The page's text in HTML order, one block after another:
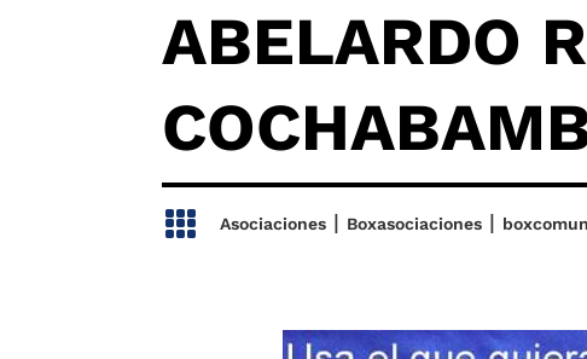
ABELARDO
 Asociaciones| Boxasociaciones|